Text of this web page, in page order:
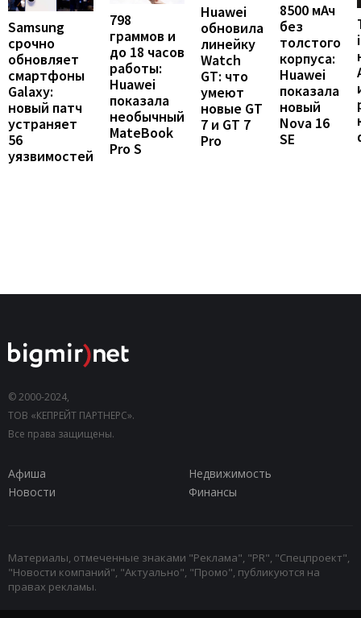
Samsung
срочно
обновляет
смартфоны
Galaxy:
новый патч
устраняет
56
уязвимостей
798
граммов и
до 18 часов
работы:
Huawei
показала
необычный
MateBook
Pro S
Huawei
обновила
линейку
Watch
GT: что
умеют
новые GT
7 и GT 7
Pro
8500 мАч
без
толстого
корпуса:
Huawei
показала
новый
Nova 16
SE
© 2000-2024,
ТОВ «КЕПРЕЙТ ПАРТНЕРС».
Все права защищены.
Афиша
Недвижимость
Новости
Финансы
Материалы, отмеченные знаками "Реклама", "PR", "Спецпроект",
"Новости компаний", "Актуально", "Промо", публикуются на
правах рекламы.